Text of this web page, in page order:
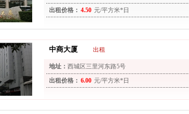
出租价格： 4.50 元/平方米*日
中商大厦 出租
地址： 西城区三里河东路5号
出租价格： 6.00 元/平方米*日